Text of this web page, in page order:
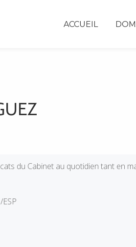
ACCUEIL
du Cabinet au quotidien tant en